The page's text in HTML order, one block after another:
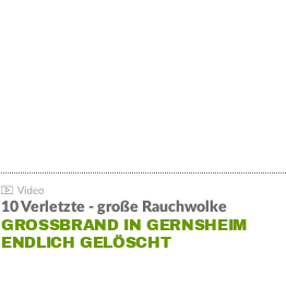
10 Verletzte - große Rauchwolke
GROSSBRAND IN GERNSHEIM E
NDLICH GELÖSCHT